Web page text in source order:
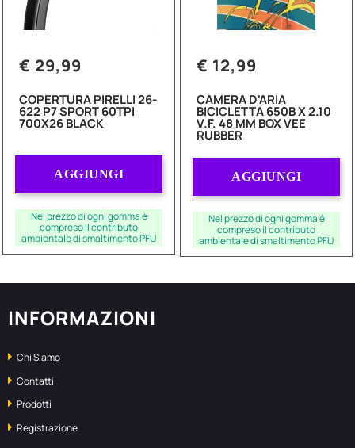
€ 29,99
COPERTURA PIRELLI 26-
622 P7 SPORT 60TPI
700X26 BLACK
AGGIUNGI
Nel prezzo di ogni gomma è
compreso il contributo
ambientale di smaltimento PFU
€ 12,99
CAMERA D'ARIA
BICICLETTA 650B X 2.10
V.F. 48 MM BOX VEE
RUBBER
AGGIUNGI
Nel prezzo di ogni gomma è
compreso il contributo
ambientale di smaltimento PFU
INFORMAZIONI
Chi Siamo
Contatti
Prodotti
Registrazione